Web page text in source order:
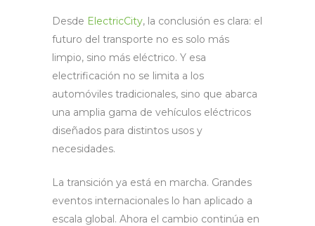
Desde ElectricCity, la conclusión es clara: el
futuro del transporte no es solo más
limpio, sino más eléctrico. Y esa
electrificación no se limita a los
automóviles tradicionales, sino que abarca
una amplia gama de vehículos eléctricos
diseñados para distintos usos y
necesidades.
La transición ya está en marcha. Grandes
eventos internacionales lo han aplicado a
escala global. Ahora el cambio continúa en